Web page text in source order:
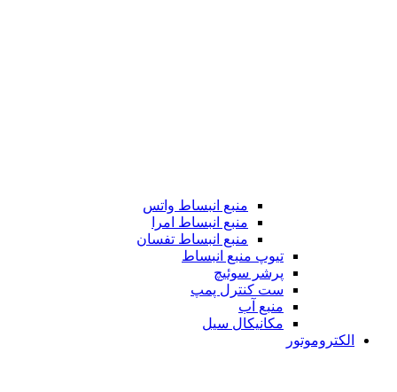
منبع انبساط واتس
منبع انبساط امرا
منبع انبساط تفسان
تیوپ منبع انبساط
پرشر سوئیچ
ست کنترل پمپ
منبع آب
مکانیکال سیل
الکتروموتور